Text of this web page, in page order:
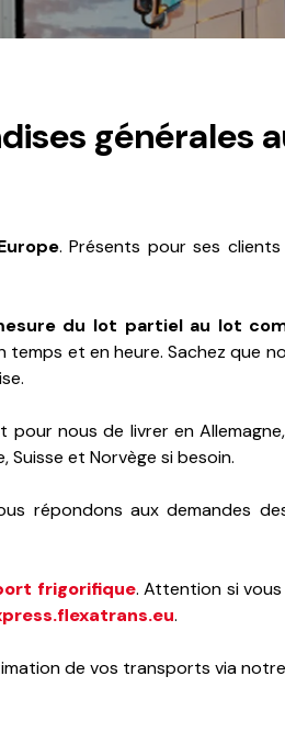
générales
. Présents pour ses
du lot partiel au lot
temps et en heure. Sachez que
nous de livrer en Allemagne,
et Norvège si besoin.
répondons aux demandes
frigorifique. Attention si
.
de vos transports via